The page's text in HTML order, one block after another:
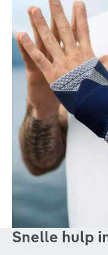
Snelle hulp